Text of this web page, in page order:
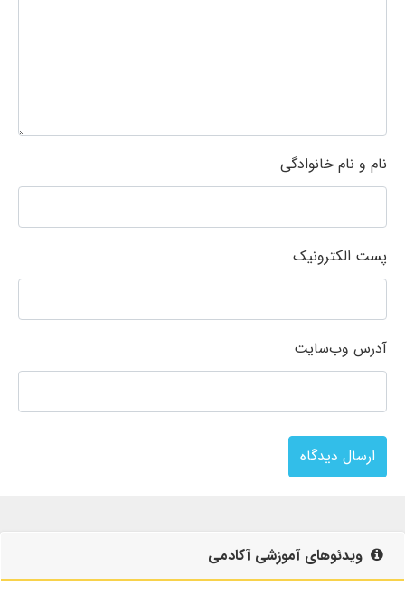
نام و نام خانوادگی
پست الکترونیک
آدرس وب‌سایت
ارسال دیدگاه
ویدئوهای آموزشی آکادمی